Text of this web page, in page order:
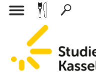
Search for: